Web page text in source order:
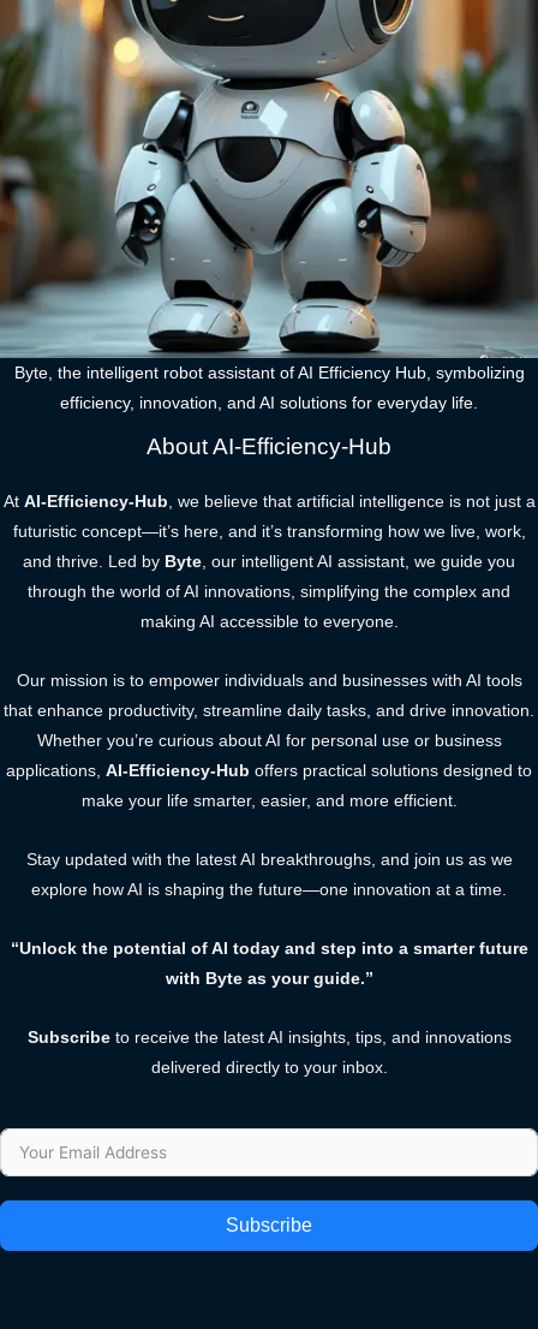
Byte, the intelligent robot assistant of AI Efficiency Hub, symbolizing
efficiency, innovation, and AI solutions for everyday life.
About AI-Efficiency-Hub
At AI-Efficiency-Hub, we believe that artificial intelligence is not just a
futuristic concept—it’s here, and it’s transforming how we live, work,
and thrive. Led by Byte, our intelligent AI assistant, we guide you
through the world of AI innovations, simplifying the complex and
making AI accessible to everyone.
Our mission is to empower individuals and businesses with AI tools
that enhance productivity, streamline daily tasks, and drive innovation.
Whether you’re curious about AI for personal use or business
applications, AI-Efficiency-Hub offers practical solutions designed to
make your life smarter, easier, and more efficient.
Stay updated with the latest AI breakthroughs, and join us as we
explore how AI is shaping the future—one innovation at a time.
“Unlock the potential of AI today and step into a smarter future
with Byte as your guide.”
Subscribeto receive the latest AI insights, tips, and innovations
delivered directly to your inbox.
Subscribe